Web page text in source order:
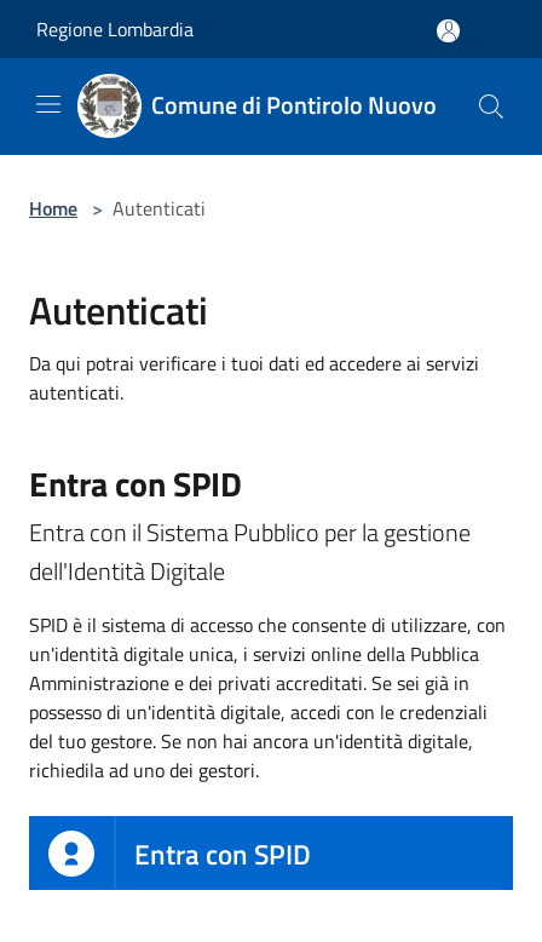
Regione Lombardia
Comune di Pontirolo Nuovo
Home > Autenticati
Autenticati
Da qui potrai verificare i tuoi dati ed accedere ai servizi
autenticati.
Entra con SPID
Entra con il Sistema Pubblico per la gestione
dell'Identità Digitale
SPID è il sistema di accesso che consente di utilizzare, con
un'identità digitale unica, i servizi online della Pubblica
Amministrazione e dei privati accreditati. Se sei già in
possesso di un'identità digitale, accedi con le credenziali
del tuo gestore. Se non hai ancora un'identità digitale,
richiedila ad uno dei gestori.
Entra con SPID